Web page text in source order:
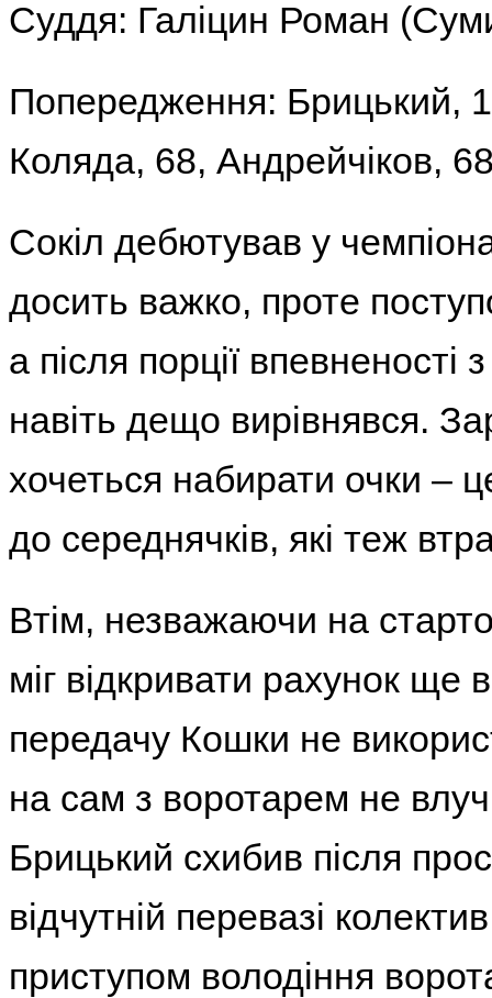
Суддя: Галіцин Роман
Попередження: Брицький,
Коляда, 68, Андрейчіков,
Сокіл дебютував у
досить важко, проте
а після порції
навіть дещо вирівнявся.
хочеться набирати очки –
до середнячків, які теж
Втім, незважаючи на
міг відкривати рахунок
передачу Кошки не
на сам з воротарем не
Брицький схибив після
відчутній перевазі
приступом володіння